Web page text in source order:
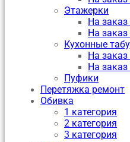
Этажерки
На
На
Кухонные
На заказ
На заказ
Пуфики
Перетяжка ремонт
Обивка
1 категория
2 категория
3 категория